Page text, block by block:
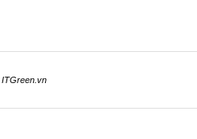
ITGreen.vn